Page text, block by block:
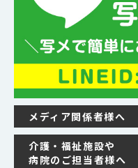
メディア関係者様へ
介護・福祉施設や
病院のご担当者様へ